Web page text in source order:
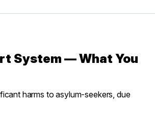
System — What You
harms to asylum-seekers, due